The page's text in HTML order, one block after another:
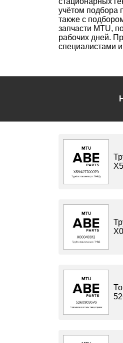
учётом подбора
также с
запчасти MTU,
рабочих дней.
специалистами